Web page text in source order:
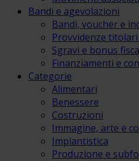
Bandi e agevolazioni
Bandi, voucher e
Provvidenze
Sgravi e bonus
Finanziamenti e
Categorie
Alimentari
Benessere
Costruzioni
Immagine, arte e
Impiantistica
Produzione e